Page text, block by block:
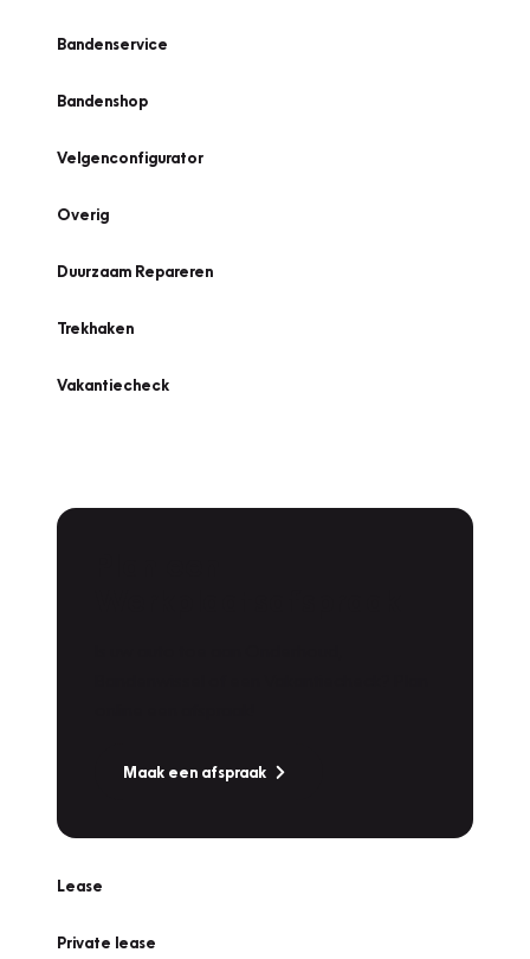
Bandenservice
Bandenshop
Velgenconfigurator
Overig
Duurzaam Repareren
Trekhaken
Vakantiecheck
Maak een afspraak
Lease
Private lease